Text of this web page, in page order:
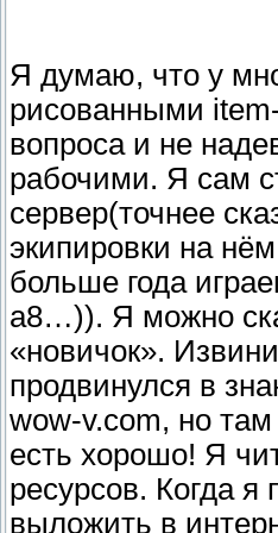
Я думаю, что у
рисованными
вопроса и не
рабочими. Я сам
сервер(точнее
экипировки на
больше года
а8…)). Я можно
«новичок».
продвинулся в
wow-v.com, но
есть хорошо! Я
ресурсов. Когда
выложить в